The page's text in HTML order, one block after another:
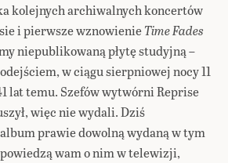
kolejnych archiwalnych koncertów
i pierwsze wznowienieTime Fades
niepublikowaną płytę studyjną –
w ciągu sierpniowej nocy 11
lat temu. Szefów wytwórni Reprise
więc nie wydali. Dziś
prawie dowolną wydaną w tym
wam o nim w telewizji,